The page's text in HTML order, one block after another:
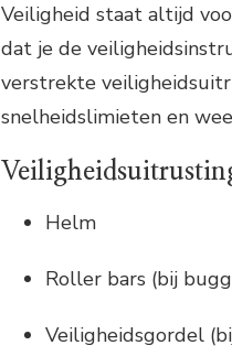
Veiligheid staat altijd
dat je de
verstrekte
snelheidslimieten en
Helm
Roller bars (bij
Veiligheidsgordel